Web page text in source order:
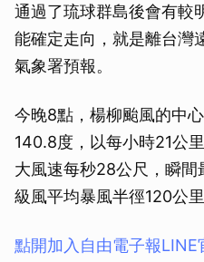
通過了琉球群島後會有較
能確定走向，就是離台灣
氣象署預報。
今晚8點，楊柳颱風的中
140.8度，以每小時21公
大風速每秒28公尺，瞬
級風平均暴風半徑120公里
點開加入自由電子報